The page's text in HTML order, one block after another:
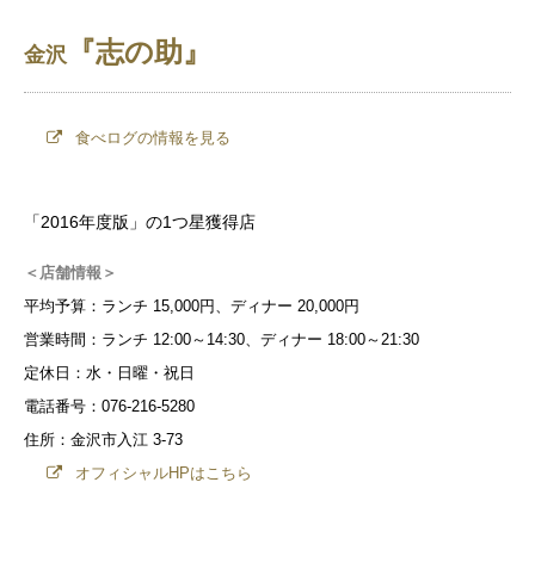
金沢 『志の助』
食べログの情報を見る
「2016年度版」の1つ星獲得店
＜店舗情報＞
平均予算：ランチ 15,000円、ディナー 20,000円
営業時間：ランチ 12:00～14:30、ディナー 18:00～21:30
定休日：水・日曜・祝日
電話番号：076-216-5280
住所：金沢市入江 3-73
オフィシャルHPはこちら